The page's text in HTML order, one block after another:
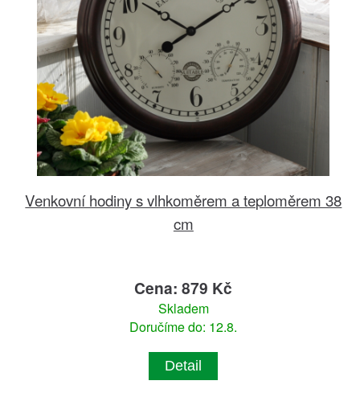
Venkovní hodiny s vlhkoměrem a teploměrem 38
cm
Cena: 879 Kč
Skladem
Doručíme do: 12.8.
Detail